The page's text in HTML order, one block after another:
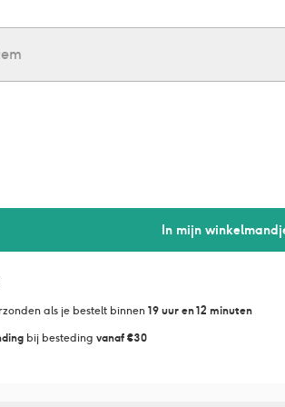
In mijn
als je bestelt binnen 19 uur en 12 minuten
bij besteding vanaf €30